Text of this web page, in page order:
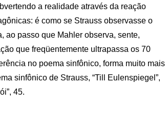
a realidade através da reação
é como se Strauss observasse o
ao passo que Mahler observa, sente,
que freqüentemente ultrapassa os 70
no poema sinfônico, forma muito mais
sinfônico de Strauss, “Till Eulenspiegel”,
45.